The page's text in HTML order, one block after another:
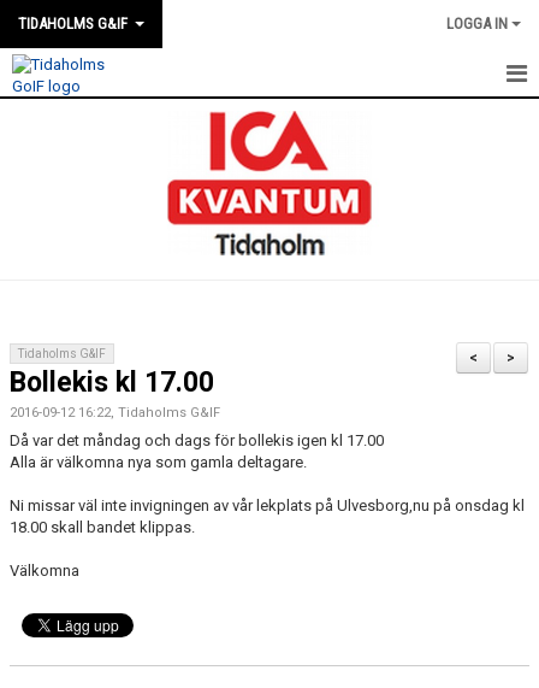
TIDAHOLMS G&IF LOGGA IN
FÖRENINGEN
SOUVENIRER
MATCHER
PLANSCHEMA
>
<
Tidaholms G&IF
Bollekis kl 17.00
2016-09-12 16:22, Tidaholms G&IF
Då var det måndag och dags för bollekis igen kl 17.00
Alla är välkomna nya som gamla deltagare.
Ni missar väl inte invigningen av vår lekplats på Ulvesborg,nu på onsdag kl
18.00 skall bandet klippas.
Välkomna